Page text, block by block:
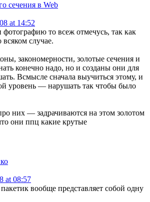
сечения в Web
at 14:52
фотографию то всеж отмечусь, так как
случае.
закономерности, золотые сечения и
конечно надо, но и созданы они для
Всмысле сначала выучиться этому, и
уровень — нарушать так чтобы было
них — задрачиваются на этом золотом
они ппц какие крутые
at 08:57
вообще представляет собой одну